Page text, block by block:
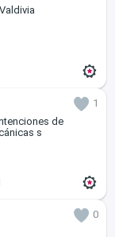
1
de
s
0